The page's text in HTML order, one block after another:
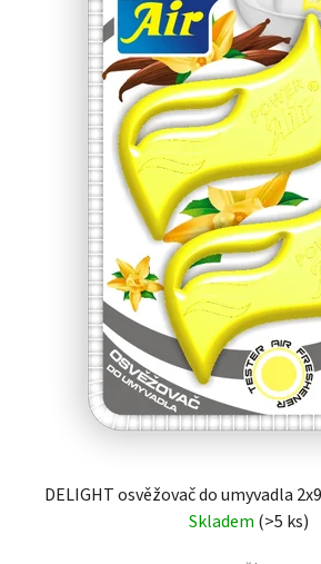
DELIGHT osvěžovač do umyvadla
Skladem (>5 ks)